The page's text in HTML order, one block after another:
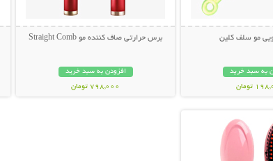
مو سلف کلین
به سبد خرید
تومان
برس حرارتی صاف کننده مو Straight Comb
افزودن به سبد خرید
798,000 تومان